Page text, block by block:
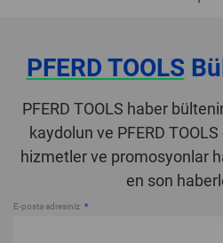
PFERD TOOLS
PFERD TOOLS haber
kaydolun ve PFERD
hizmetler ve promosyonlar
en son
E-posta adresiniz